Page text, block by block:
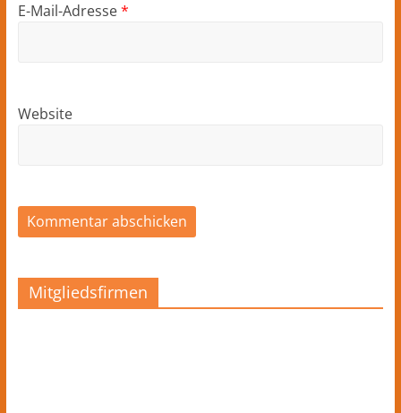
E-Mail-Adresse*
Website
Mitgliedsfirmen